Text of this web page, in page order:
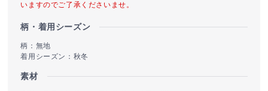
いますのでご了承くださいませ。
柄・着用シーズン
柄：無地
着用シーズン：秋冬
素材